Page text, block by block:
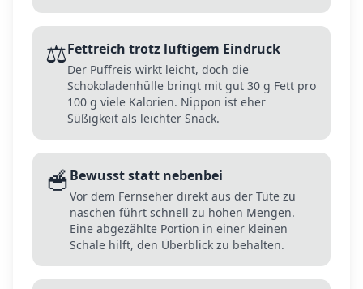
⚖️Fettreich trotz luftigem Eindruck
Der Puffreis wirkt leicht, doch die
Schokoladenhülle bringt mit gut 30 g Fett pro
100 g viele Kalorien. Nippon ist eher
Süßigkeit als leichter Snack.
🥣Bewusst statt nebenbei
Vor dem Fernseher direkt aus der Tüte zu
naschen führt schnell zu hohen Mengen.
Eine abgezählte Portion in einer kleinen
Schale hilft, den Überblick zu behalten.